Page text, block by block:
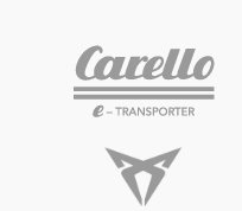
Events